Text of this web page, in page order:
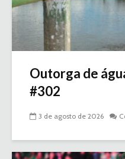
Outorga de
#302
3 de agosto de 2026